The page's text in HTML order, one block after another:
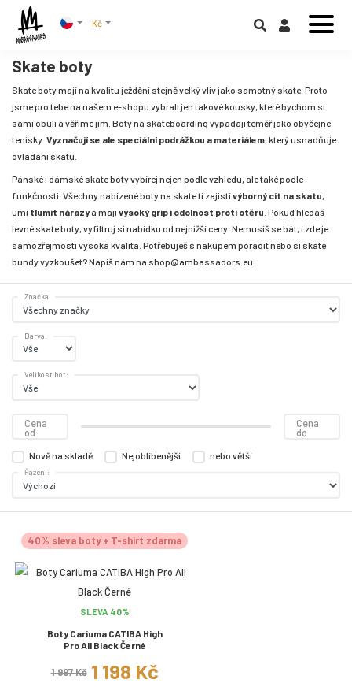
Kč
Skate boty
Skate boty mají na kvalitu ježdění stejně velký vliv jako samotný skate. Proto
jsme pro tebe na našem e-shopu vybrali jen takové kousky, které bychom si
sami obuli a věříme jim. Boty na skateboarding vypadají téměř jako obyčejné
tenisky. Vyznačují se ale speciální podrážkou a materiálem, který usnadňuje
ovládání skatu.
Pánské i dámské skate boty vybírej nejen podle vzhledu, ale také podle
funkčnosti. Všechny nabízené boty na skate ti zajistívýborný cit na skatu,
umí tlumit nárazya majívysoký grip i odolnost proti otěru . Pokud hledáš
levné skate boty, vyfiltruj si nabídku od nejnižší ceny. Nemusíš se bát, i zde je
samozřejmostí vysoká kvalita. Potřebuješ s nákupem poradit nebo si skate
bundy vyzkoušet? Napiš nám na shop@ambassadors.eu
Značka
Barva:
Velikost bot:
Cena
od
Cena
do
Nově na skladě Nejoblíbenější nebo větší
Řazení:
40% sleva boty + T-shirt zdarma
SLEVA 40%
Boty Cariuma CATIBA High
Pro All Black Černé
1 997 Kč 1 198 Kč